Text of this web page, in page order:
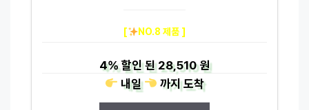
[ NO.8 제품 ]
4%할인 된28,510 원
내일
까지도착